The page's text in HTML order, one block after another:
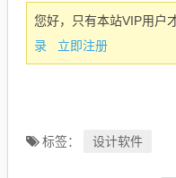
您好，只有本站VIP用户
录
立即注册
标签： 设计软件